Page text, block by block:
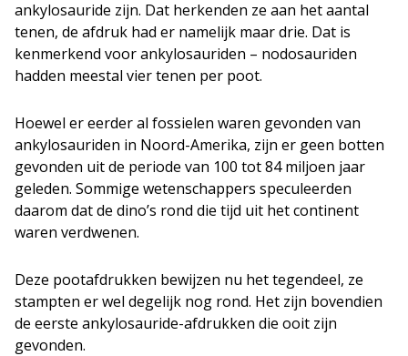
ankylosauride zijn. Dat herkenden ze aan het aantal
tenen, de afdruk had er namelijk maar drie. Dat is
kenmerkend voor ankylosauriden – nodosauriden
hadden meestal vier tenen per poot.
Hoewel er eerder al fossielen waren gevonden van
ankylosauriden in Noord-Amerika, zijn er geen botten
gevonden uit de periode van 100 tot 84 miljoen jaar
geleden. Sommige wetenschappers speculeerden
daarom dat de dino’s rond die tijd uit het continent
waren verdwenen.
Deze pootafdrukken bewijzen nu het tegendeel, ze
stampten er wel degelijk nog rond. Het zijn bovendien
de eerste ankylosauride-afdrukken die ooit zijn
gevonden.